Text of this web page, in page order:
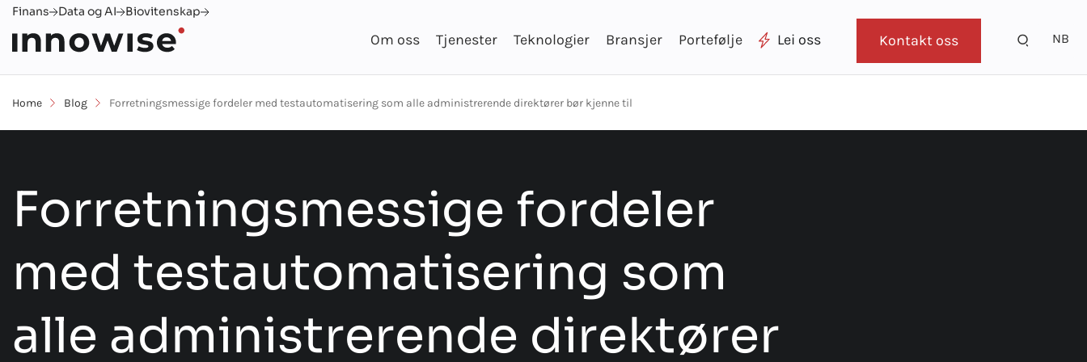
Finans Data og AI Biovitenskap
Om oss Tjenester Teknologier Bransjer Portefølje Lei oss Kontakt oss NB
Home Blog Forretningsmessige fordeler med testautomatisering som alle administrerende direktører bør kjenne til
Forretningsmessige fordeler
med testautomatisering som
alle administrerende direktører